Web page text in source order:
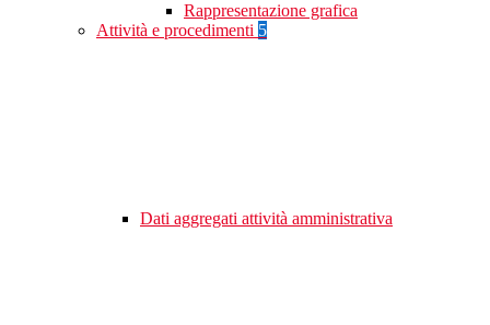
Rappresentazione grafica
Attività e procedimenti 5
Dati aggregati attività amministrativa